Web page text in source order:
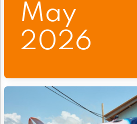
May
2026